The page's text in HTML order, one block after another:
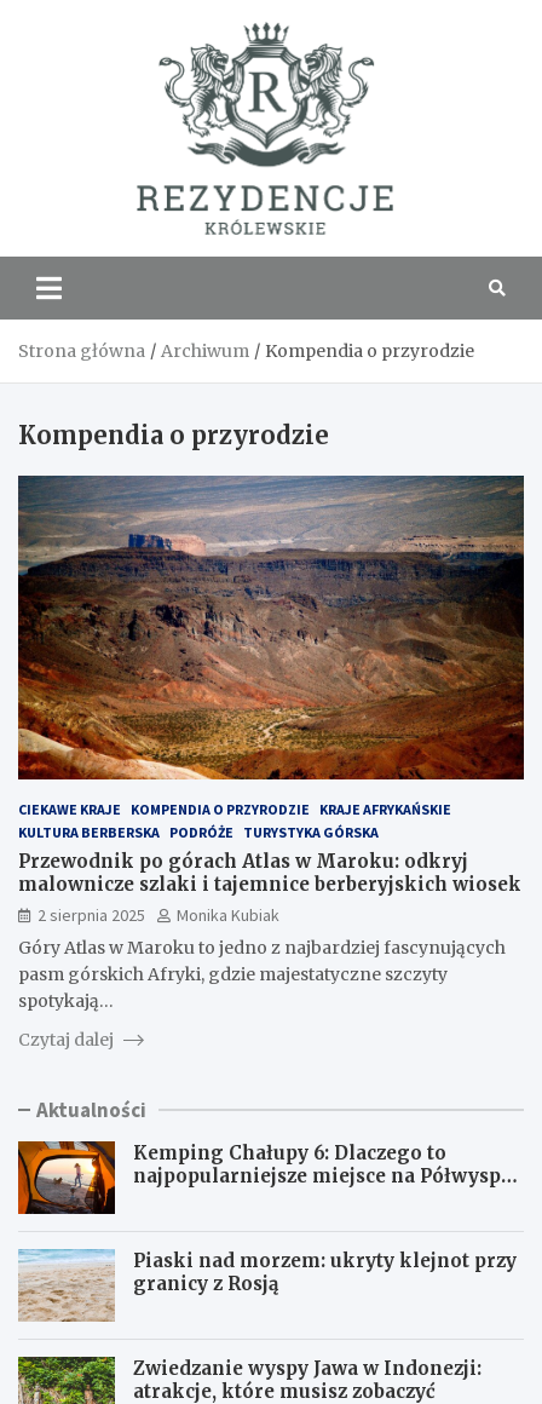
Strona główna Archiwum Kompendia o przyrodzie
Kompendia o przyrodzie
CIEKAWE KRAJE KOMPENDIA O PRZYRODZIE
KRAJE AFRYKAŃSKIE
KULTURA BERBERSKA PODRÓŻE TURYSTYKA GÓRSKA
Przewodnik po górach Atlas w Maroku: odkryj
malownicze szlaki i tajemnice berberyjskich wiosek
2 sierpnia 2025
Monika Kubiak
Góry Atlas w Maroku to jedno z najbardziej fascynujących
pasm górskich Afryki, gdzie majestatyczne szczyty
spotykają…
Czytaj dalej
Aktualności
Kemping Chałupy 6: Dlaczego to
najpopularniejsze miejsce na Półwyspie
Piaski nad morzem: ukryty klejnot przy
granicy z Rosją
Zwiedzanie wyspy Jawa w Indonezji:
atrakcje, które musisz zobaczyć